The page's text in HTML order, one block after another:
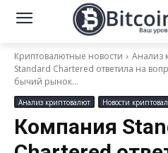
Криптовалютные новости Анализ
Standard Chartered ответила на
бычий рынок...
Анализ криптовалют Новости
Компания